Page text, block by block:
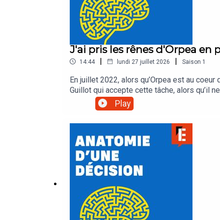
J'ai pris les rênes d'Orpea
14:44 | lundi 27 juillet 2026 | Saison 1
En juillet 2022, alors qu’Orpea est au
Guillot qui accepte cette tâche, alors qu’il
les équipes et les familles ? Dans ce
reporter spécialiste des questions
des conséquences dont on peut tirer des
: Présentation : Béatrice MathieuMontage
et habillage : Emmanuel Herschon /
acast.com/privacy pour plus d'informations.
Play